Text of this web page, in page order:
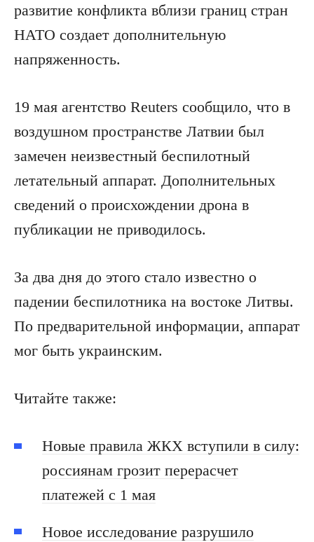
развитие конфликта вблизи границ стран
НАТО создает дополнительную
напряженность.
19 мая агентство Reuters сообщило, что в
воздушном пространстве Латвии был
замечен неизвестный беспилотный
летательный аппарат. Дополнительных
сведений о происхождении дрона в
публикации не приводилось.
За два дня до этого стало известно о
падении беспилотника на востоке Литвы.
По предварительной информации, аппарат
мог быть украинским.
Читайте также:
Новые правила ЖКХ вступили в силу:
россиянам грозит перерасчет
платежей с 1 мая
Новое исследование разрушило